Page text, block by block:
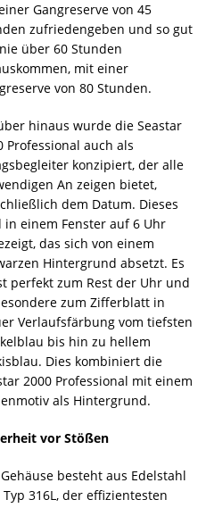
Gangreserve von 45
zufriedengeben und so gut
über 60 Stunden
mit einer
von 80 Stunden.
hinaus wurde die Seastar
Professional auch als
konzipiert, der alle
An zeigen bietet,
dem Datum. Dieses
in einem Fenster auf 6 Uhr
das sich von einem
Hintergrund absetzt. Es
perfekt zum Rest der Uhr und
zum Zifferblatt in
Verlaufsfärbung vom tiefsten
bis hin zu hellem
Dies kombiniert die
2000 Professional mit einem
als Hintergrund.
vor Stößen
besteht aus Edelstahl
Typ 316L, der effizientesten